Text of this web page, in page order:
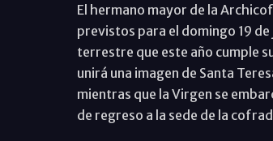
El hermano mayor de la
previstos para el domingo 19
terrestre que este año cumple
unirá una imagen de Santa
mientras que la Virgen se
de regreso a la sede de la